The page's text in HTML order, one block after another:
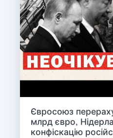
Євросоюз
млрд євро,
конфіскацію